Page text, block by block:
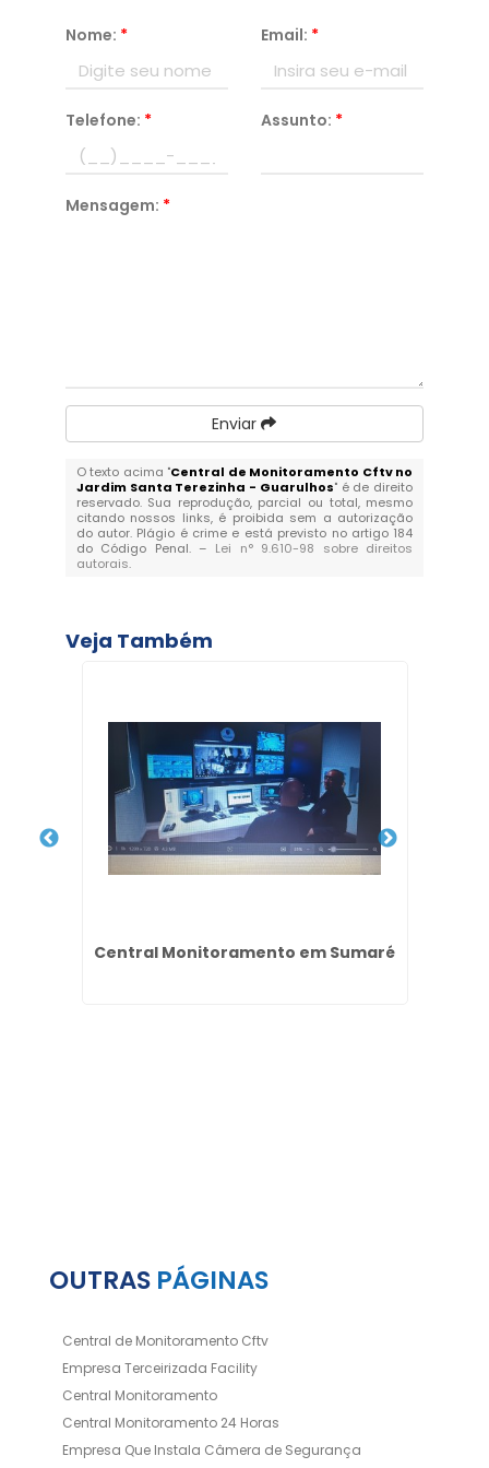
Nome: * Email: *
Telefone: * Assunto: *
Mensagem: *
Enviar
O texto acima "Central de Monitoramento Cftv no
Jardim Santa Terezinha - Guarulhos" é de direito
reservado. Sua reprodução, parcial ou total, mesmo
citando nossos links, é proibida sem a autorização
do autor. Plágio é crime e está previsto no artigo 184
do Código Penal. – Lei n° 9.610-98 sobre direitos
autorais.
Veja Também
Central Monitoramento em Sumaré
OUTRAS PÁGINAS
Central de Monitoramento Cftv
Empresa Terceirizada Facility
Central Monitoramento
Central Monitoramento 24 Horas
Empresa Que Instala Câmera de Segurança